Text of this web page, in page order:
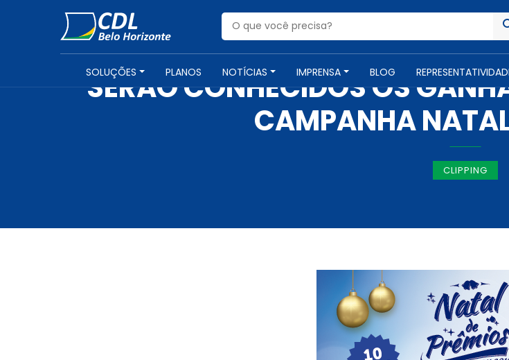
SOLUÇÕES PLANOS NOTÍCIAS IMPRENSA BLOG
IMPRENSA -3 DE
SERÃO CONHECIDOS OS
CAMPANHA
CLIPPING